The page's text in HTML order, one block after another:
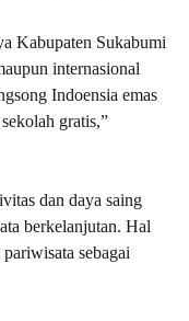
Kabupaten Sukabumi
internasional
Indoensia emas
gratis,”
dan daya saing
berkelanjutan. Hal
sebagai